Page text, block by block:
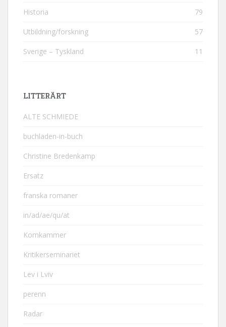
Historia 79
Utbildning/forskning 57
Sverige – Tyskland 11
LITTERÄRT
ALTE SCHMIEDE
buchladen-in-buch
Christine Bredenkamp
Ersatz
franska romaner
in/ad/ae/qu/at
Kornkammer
Kritikerseminariet
Lev i Lviv
perenn
Radar